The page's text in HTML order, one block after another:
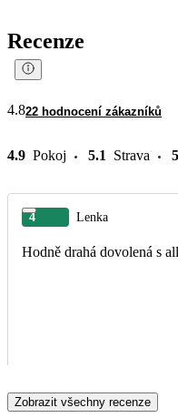
Recenze
4.822 hodnocení zákazníků
4.9 Pokoj 5.1 Strava
4 Lenka
Hodně drahá dovolená s
Zobrazit všechny recenze